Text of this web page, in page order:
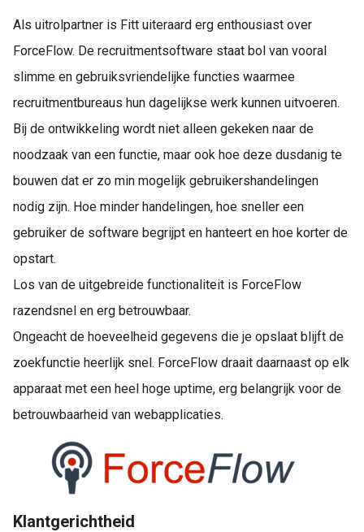
Als uitrolpartner is Fitt uiteraard erg enthousiast over
ForceFlow. De recruitmentsoftware staat bol van vooral
slimme en gebruiksvriendelijke functies waarmee
recruitmentbureaus hun dagelijkse werk kunnen uitvoeren.
Bij de ontwikkeling wordt niet alleen gekeken naar de
noodzaak van een functie, maar ook hoe deze dusdanig te
bouwen dat er zo min mogelijk gebruikershandelingen
nodig zijn. Hoe minder handelingen, hoe sneller een
gebruiker de software begrijpt en hanteert en hoe korter de
opstart.
Los van de uitgebreide functionaliteit is ForceFlow
razendsnel en erg betrouwbaar.
Ongeacht de hoeveelheid gegevens die je opslaat blijft de
zoekfunctie heerlijk snel. ForceFlow draait daarnaast op elk
apparaat met een heel hoge uptime, erg belangrijk voor de
betrouwbaarheid van webapplicaties.
Klantgerichtheid